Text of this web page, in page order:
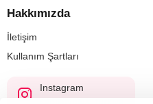
Hakkımızda
İletişim
Kullanım Şartları
Instagram
@biletyplus_turkiye